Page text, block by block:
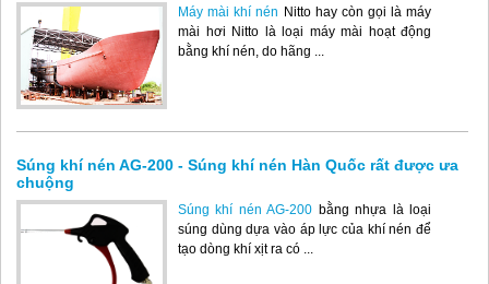
Máy mài khí nén Nitto hay còn gọi là máy
mài hơi Nitto là loại máy mài hoạt động
bằng khí nén, do hãng ...
Súng khí nén AG-200 - Súng khí nén Hàn Quốc rất được ưa
chuộng
Súng khí nén AG-200 bằng nhựa là loại
súng dùng dựa vào áp lực của khí nén để
tạo dòng khí xịt ra có ...